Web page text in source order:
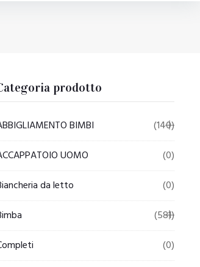
prodotto
BIMBI
(140)
UOMO
(0)
da letto
(0)
(581)
(0)